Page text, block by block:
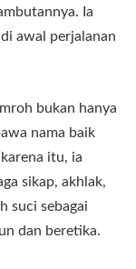
Ia
awal perjalanan
bukan hanya
nama baik
itu, ia
sikap, akhlak,
suci sebagai
dan beretika.